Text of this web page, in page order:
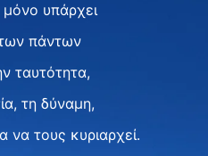
μόνο υπάρχει
πάντων
ταυτότητα,
τη δύναμη,
να τους κυριαρχεί.